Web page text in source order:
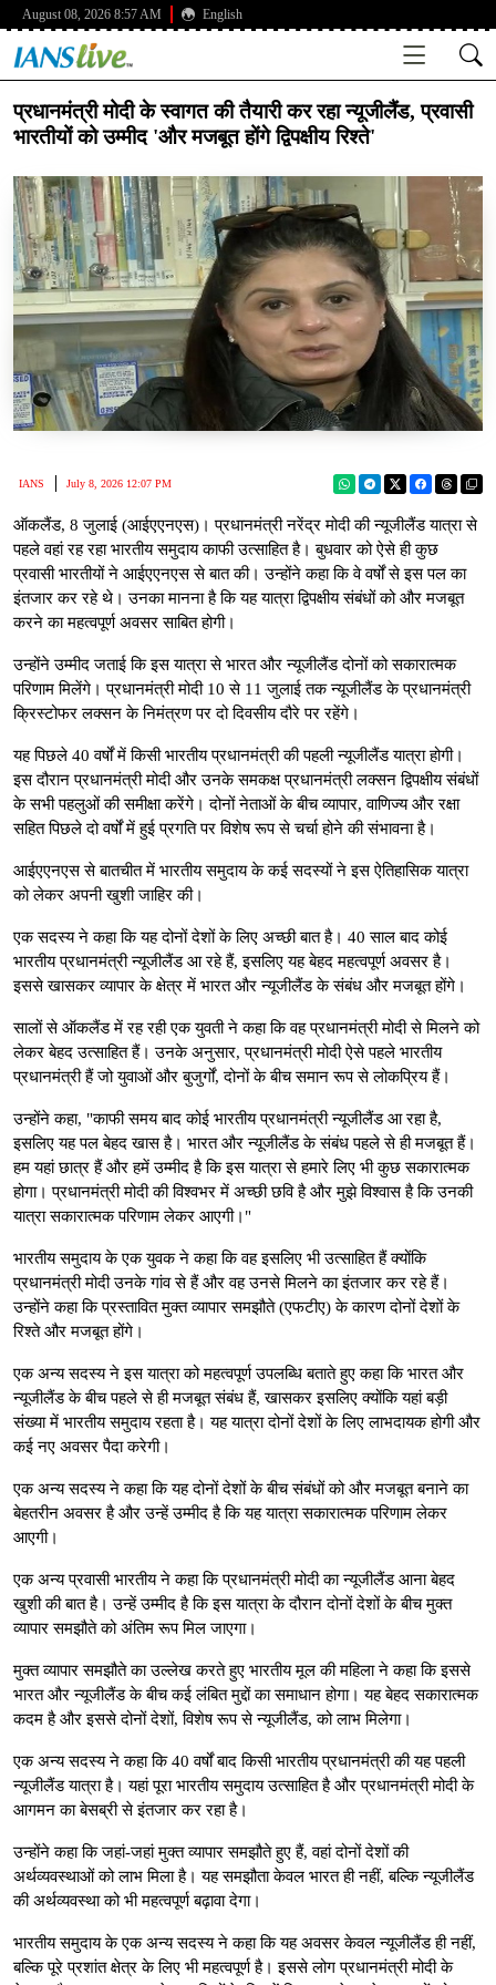
August 08, 2026 8:57 AM English
प्रधानमंत्री मोदी के स्वागत की तैयारी कर रहा न्यूजीलैंड, प्रवासी
भारतीयों को उम्मीद 'और मजबूत होंगे द्विपक्षीय रिश्ते'
IANS July 8, 2026 12:07 PM
ऑकलैंड, 8 जुलाई (आईएएनएस)। प्रधानमंत्री नरेंद्र मोदी की न्यूजीलैंड यात्रा से
पहले वहां रह रहा भारतीय समुदाय काफी उत्साहित है। बुधवार को ऐसे ही कुछ
प्रवासी भारतीयों ने आईएएनएस से बात की। उन्होंने कहा कि वे वर्षों से इस पल का
इंतजार कर रहे थे। उनका मानना है कि यह यात्रा द्विपक्षीय संबंधों को और मजबूत
करने का महत्वपूर्ण अवसर साबित होगी।
उन्होंने उम्मीद जताई कि इस यात्रा से भारत और न्यूजीलैंड दोनों को सकारात्मक
परिणाम मिलेंगे। प्रधानमंत्री मोदी 10 से 11 जुलाई तक न्यूजीलैंड के प्रधानमंत्री
क्रिस्टोफर लक्सन के निमंत्रण पर दो दिवसीय दौरे पर रहेंगे।
यह पिछले 40 वर्षों में किसी भारतीय प्रधानमंत्री की पहली न्यूजीलैंड यात्रा होगी।
इस दौरान प्रधानमंत्री मोदी और उनके समकक्ष प्रधानमंत्री लक्सन द्विपक्षीय संबंधों
के सभी पहलुओं की समीक्षा करेंगे। दोनों नेताओं के बीच व्यापार, वाणिज्य और रक्षा
सहित पिछले दो वर्षों में हुई प्रगति पर विशेष रूप से चर्चा होने की संभावना है।
आईएएनएस से बातचीत में भारतीय समुदाय के कई सदस्यों ने इस ऐतिहासिक यात्रा
को लेकर अपनी खुशी जाहिर की।
एक सदस्य ने कहा कि यह दोनों देशों के लिए अच्छी बात है। 40 साल बाद कोई
भारतीय प्रधानमंत्री न्यूजीलैंड आ रहे हैं, इसलिए यह बेहद महत्वपूर्ण अवसर है।
इससे खासकर व्यापार के क्षेत्र में भारत और न्यूजीलैंड के संबंध और मजबूत होंगे।
सालों से ऑकलैंड में रह रही एक युवती ने कहा कि वह प्रधानमंत्री मोदी से मिलने को
लेकर बेहद उत्साहित हैं। उनके अनुसार, प्रधानमंत्री मोदी ऐसे पहले भारतीय
प्रधानमंत्री हैं जो युवाओं और बुजुर्गों, दोनों के बीच समान रूप से लोकप्रिय हैं।
उन्होंने कहा, "काफी समय बाद कोई भारतीय प्रधानमंत्री न्यूजीलैंड आ रहा है,
इसलिए यह पल बेहद खास है। भारत और न्यूजीलैंड के संबंध पहले से ही मजबूत हैं।
हम यहां छात्र हैं और हमें उम्मीद है कि इस यात्रा से हमारे लिए भी कुछ सकारात्मक
होगा। प्रधानमंत्री मोदी की विश्वभर में अच्छी छवि है और मुझे विश्वास है कि उनकी
यात्रा सकारात्मक परिणाम लेकर आएगी।"
भारतीय समुदाय के एक युवक ने कहा कि वह इसलिए भी उत्साहित हैं क्योंकि
प्रधानमंत्री मोदी उनके गांव से हैं और वह उनसे मिलने का इंतजार कर रहे हैं।
उन्होंने कहा कि प्रस्तावित मुक्त व्यापार समझौते (एफटीए) के कारण दोनों देशों के
रिश्ते और मजबूत होंगे।
एक अन्य सदस्य ने इस यात्रा को महत्वपूर्ण उपलब्धि बताते हुए कहा कि भारत और
न्यूजीलैंड के बीच पहले से ही मजबूत संबंध हैं, खासकर इसलिए क्योंकि यहां बड़ी
संख्या में भारतीय समुदाय रहता है। यह यात्रा दोनों देशों के लिए लाभदायक होगी और
कई नए अवसर पैदा करेगी।
एक अन्य सदस्य ने कहा कि यह दोनों देशों के बीच संबंधों को और मजबूत बनाने का
बेहतरीन अवसर है और उन्हें उम्मीद है कि यह यात्रा सकारात्मक परिणाम लेकर
आएगी।
एक अन्य प्रवासी भारतीय ने कहा कि प्रधानमंत्री मोदी का न्यूजीलैंड आना बेहद
खुशी की बात है। उन्हें उम्मीद है कि इस यात्रा के दौरान दोनों देशों के बीच मुक्त
व्यापार समझौते को अंतिम रूप मिल जाएगा।
मुक्त व्यापार समझौते का उल्लेख करते हुए भारतीय मूल की महिला ने कहा कि इससे
भारत और न्यूजीलैंड के बीच कई लंबित मुद्दों का समाधान होगा। यह बेहद सकारात्मक
कदम है और इससे दोनों देशों, विशेष रूप से न्यूजीलैंड, को लाभ मिलेगा।
एक अन्य सदस्य ने कहा कि 40 वर्षों बाद किसी भारतीय प्रधानमंत्री की यह पहली
न्यूजीलैंड यात्रा है। यहां पूरा भारतीय समुदाय उत्साहित है और प्रधानमंत्री मोदी के
आगमन का बेसब्री से इंतजार कर रहा है।
उन्होंने कहा कि जहां-जहां मुक्त व्यापार समझौते हुए हैं, वहां दोनों देशों की
अर्थव्यवस्थाओं को लाभ मिला है। यह समझौता केवल भारत ही नहीं, बल्कि न्यूजीलैंड
की अर्थव्यवस्था को भी महत्वपूर्ण बढ़ावा देगा।
भारतीय समुदाय के एक अन्य सदस्य ने कहा कि यह अवसर केवल न्यूजीलैंड ही नहीं,
बल्कि पूरे प्रशांत क्षेत्र के लिए भी महत्वपूर्ण है। इससे लोग प्रधानमंत्री मोदी के